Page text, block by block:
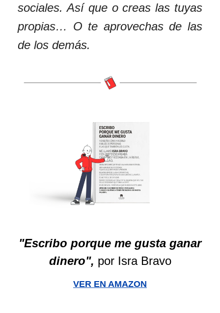
sociales. Así que o creas las tuyas
propias… O te aprovechas de las
de los demás.
"Escribo porque me gusta ganar
dinero", por Isra Bravo
VER EN AMAZON